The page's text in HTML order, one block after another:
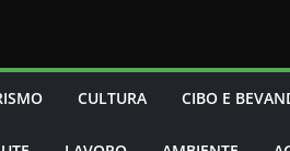
CULTURA CIBO E